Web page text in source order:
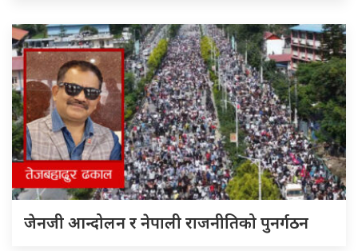
जेनजी आन्दोलन र नेपाली राजनीतिको पुनर्गठन